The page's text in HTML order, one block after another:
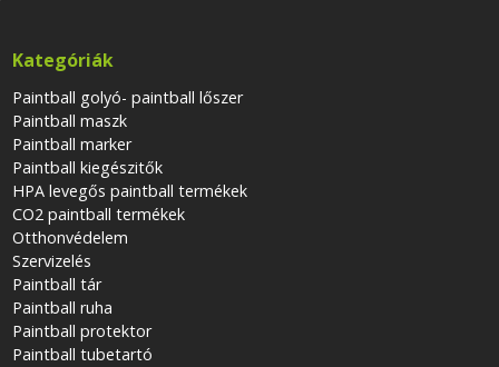
Kategóriák
Paintball golyó- paintball lőszer
Paintball maszk
Paintball marker
Paintball kiegészitők
HPA levegős paintball termékek
CO2 paintball termékek
Otthonvédelem
Szervizelés
Paintball tár
Paintball ruha
Paintball protektor
Paintball tubetartó